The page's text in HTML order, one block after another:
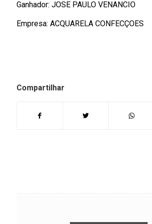
Ganhador: JOSE PAULO VENANCIO
Empresa: ACQUARELA CONFECÇOES
Compartilhar